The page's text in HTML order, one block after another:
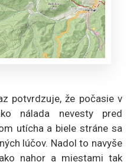
potvrdzuje, že počasie v
nálada nevesty pred
utícha a biele stráne sa
lúčov. Nadol to navyše
nahor a miestami tak